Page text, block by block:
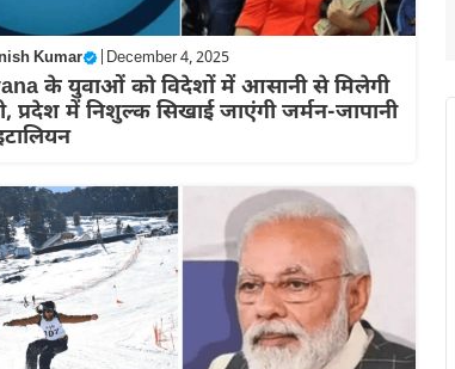
Kumar | December 4, 2025
के युवाओं को विदेशों में आसानी से मिलेगी
प्रदेश में निशुल्क सिखाई जाएंगी जर्मन-जापानी